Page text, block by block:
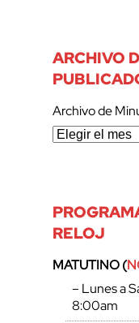
ARCHIVO
Archivo de
RELOJ
MATUTINO (
– Lunes a
8:00am